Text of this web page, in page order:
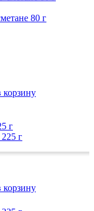
80 г
корзину
г
корзину